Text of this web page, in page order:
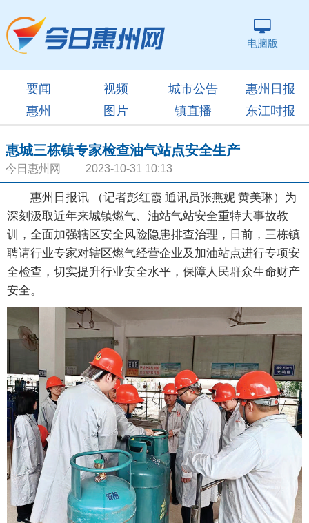
电脑版
要闻 视频 城市公告
惠州日报
惠州
图片 镇直播 东江时报
惠城三栋镇专家检查油气站点安全生产
今日惠州网 2023-10-31 10:13
惠州日报讯 （记者彭红霞 通讯员张燕妮 黄美琳）为
深刻汲取近年来城镇燃气、油站气站安全重特大事故教
训，全面加强辖区安全风险隐患排查治理，日前，三栋镇
聘请行业专家对辖区燃气经营企业及加油站点进行专项安
全检查，切实提升行业安全水平，保障人民群众生命财产
安全。